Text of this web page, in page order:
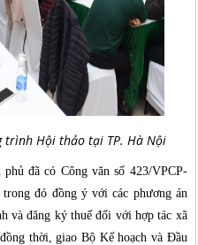
trình Hội thảo tại TP. Hà Nội
đã có Công văn số 423/VPCP-
đó đồng ý với các phương án
và đăng ký thuế đối với hợp tác xã
thời, giao Bộ Kế hoạch và Đầu